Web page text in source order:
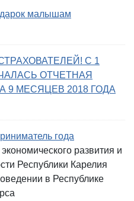
малышам
С 1
ОТЧЕТНАЯ
9 МЕСЯЦЕВ 2018 ГОДА
года
развития и
Республики Карелия
в Республике